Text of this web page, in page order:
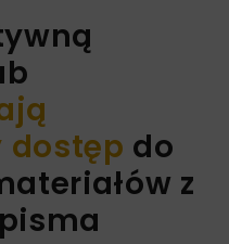
dostęp do
z